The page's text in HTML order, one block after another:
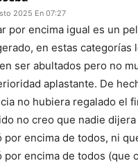
2025 En 07:27
por encima igual es un
en estas categorías
ser abultados pero no
aplastante. De
no hubiera regalado el
no creo que nadie dijera
por encima de todos, ni
por encima de todos (que